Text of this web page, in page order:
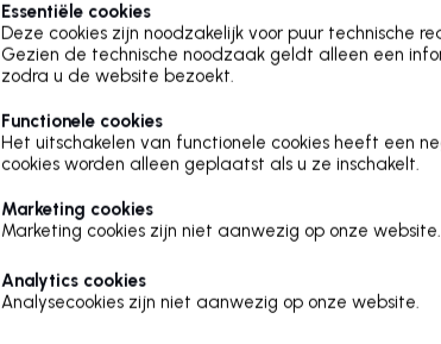
Essentiële cookies
Deze cookies zijn noodzakelijk voor puur technische
Gezien de technische noodzaak geldt alleen een
zodra u de website bezoekt.
Functionele cookies
Het uitschakelen van functionele cookies heeft een
cookies worden alleen geplaatst als u ze inschakelt.
Marketing cookies
Marketing cookies zijn niet aanwezig op onze website.
Analytics cookies
Analysecookies zijn niet aanwezig op onze website.